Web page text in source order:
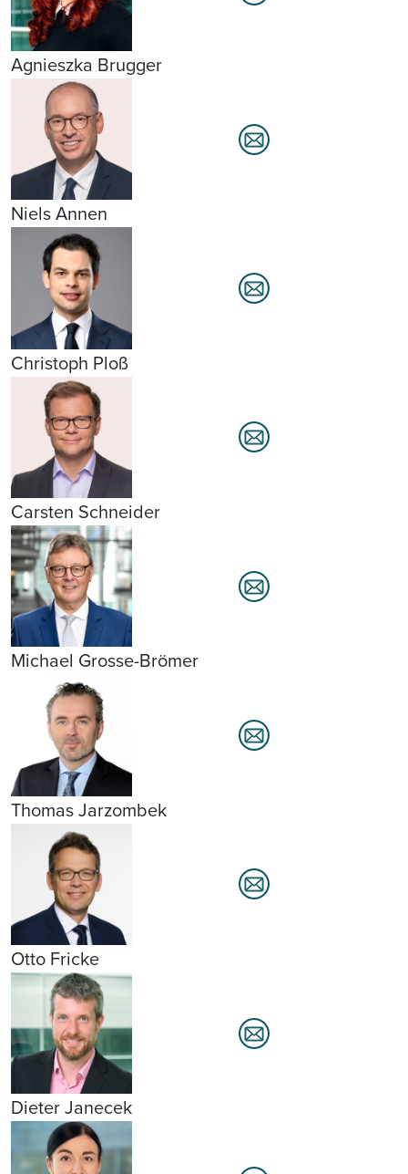
Agnieszka Brugger
Niels Annen
Christoph Ploß
Carsten Schneider
Michael Grosse-Brömer
Thomas Jarzombek
Otto Fricke
Dieter Janecek